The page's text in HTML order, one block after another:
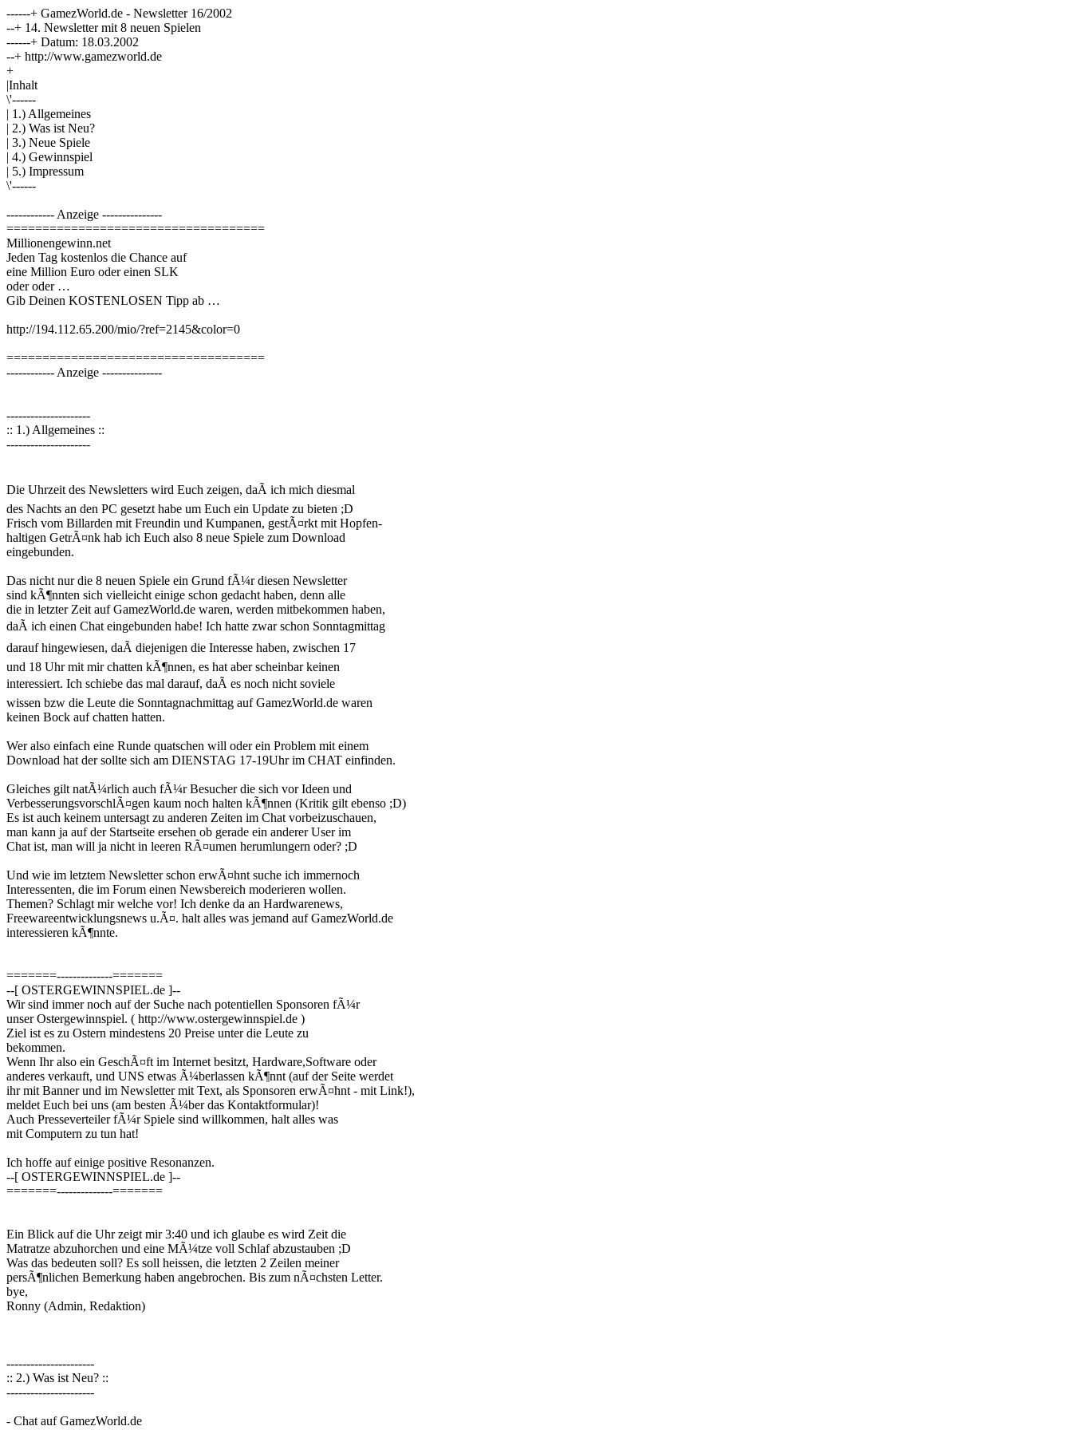
------+ GamezWorld.de - Newsletter 16/2002
--+ 14. Newsletter mit 8 neuen Spielen
------+ Datum: 18.03.2002
--+ http://www.gamezworld.de
+
|Inhalt
\'------
| 1.) Allgemeines
| 2.) Was ist Neu?
| 3.) Neue Spiele
| 4.) Gewinnspiel
| 5.) Impressum
\'------
------------ Anzeige ---------------
====================================
Millionengewinn.net
Jeden Tag kostenlos die Chance auf
eine Million Euro oder einen SLK
oder oder …
Gib Deinen KOSTENLOSEN Tipp ab …
http://194.112.65.200/mio/?ref=2145&color=0
====================================
------------ Anzeige ---------------
---------------------
:: 1.) Allgemeines ::
---------------------
Die Uhrzeit des Newsletters wird Euch zeigen, daÃ ich mich diesmal
des Nachts an den PC gesetzt habe um Euch ein Update zu bieten ;D
Frisch vom Billarden mit Freundin und Kumpanen, gestÃ¤rkt mit Hopfen-
haltigen GetrÃ¤nk hab ich Euch also 8 neue Spiele zum Download
eingebunden.
Das nicht nur die 8 neuen Spiele ein Grund fÃ¼r diesen Newsletter
sind kÃ¶nnten sich vielleicht einige schon gedacht haben, denn alle
die in letzter Zeit auf GamezWorld.de waren, werden mitbekommen haben,
daÃ ich einen Chat eingebunden habe! Ich hatte zwar schon Sonntagmittag
darauf hingewiesen, daÃ diejenigen die Interesse haben, zwischen 17
und 18 Uhr mit mir chatten kÃ¶nnen, es hat aber scheinbar keinen
interessiert. Ich schiebe das mal darauf, daÃ es noch nicht soviele
wissen bzw die Leute die Sonntagnachmittag auf GamezWorld.de waren
keinen Bock auf chatten hatten.
Wer also einfach eine Runde quatschen will oder ein Problem mit einem
Download hat der sollte sich am DIENSTAG 17-19Uhr im CHAT einfinden.
Gleiches gilt natÃ¼rlich auch fÃ¼r Besucher die sich vor Ideen und
VerbesserungsvorschlÃ¤gen kaum noch halten kÃ¶nnen (Kritik gilt ebenso ;D)
Es ist auch keinem untersagt zu anderen Zeiten im Chat vorbeizuschauen,
man kann ja auf der Startseite ersehen ob gerade ein anderer User im
Chat ist, man will ja nicht in leeren RÃ¤umen herumlungern oder? ;D
Und wie im letztem Newsletter schon erwÃ¤hnt suche ich immernoch
Interessenten, die im Forum einen Newsbereich moderieren wollen.
Themen? Schlagt mir welche vor! Ich denke da an Hardwarenews,
Freewareentwicklungsnews u.Ã¤. halt alles was jemand auf GamezWorld.de
interessieren kÃ¶nnte.
=======--------------=======
--[ OSTERGEWINNSPIEL.de ]--
Wir sind immer noch auf der Suche nach potentiellen Sponsoren fÃ¼r
unser Ostergewinnspiel. ( http://www.ostergewinnspiel.de )
Ziel ist es zu Ostern mindestens 20 Preise unter die Leute zu
bekommen.
Wenn Ihr also ein GeschÃ¤ft im Internet besitzt, Hardware,Software oder
anderes verkauft, und UNS etwas Ã¼berlassen kÃ¶nnt (auf der Seite werdet
ihr mit Banner und im Newsletter mit Text, als Sponsoren erwÃ¤hnt - mit Link!),
meldet Euch bei uns (am besten Ã¼ber das Kontaktformular)!
Auch Presseverteiler fÃ¼r Spiele sind willkommen, halt alles was
mit Computern zu tun hat!
Ich hoffe auf einige positive Resonanzen.
--[ OSTERGEWINNSPIEL.de ]--
=======--------------=======
Ein Blick auf die Uhr zeigt mir 3:40 und ich glaube es wird Zeit die
Matratze abzuhorchen und eine MÃ¼tze voll Schlaf abzustauben ;D
Was das bedeuten soll? Es soll heissen, die letzten 2 Zeilen meiner
persÃ¶nlichen Bemerkung haben angebrochen. Bis zum nÃ¤chsten Letter.
bye,
Ronny (Admin, Redaktion)
----------------------
:: 2.) Was ist Neu? ::
----------------------
- Chat auf GamezWorld.de